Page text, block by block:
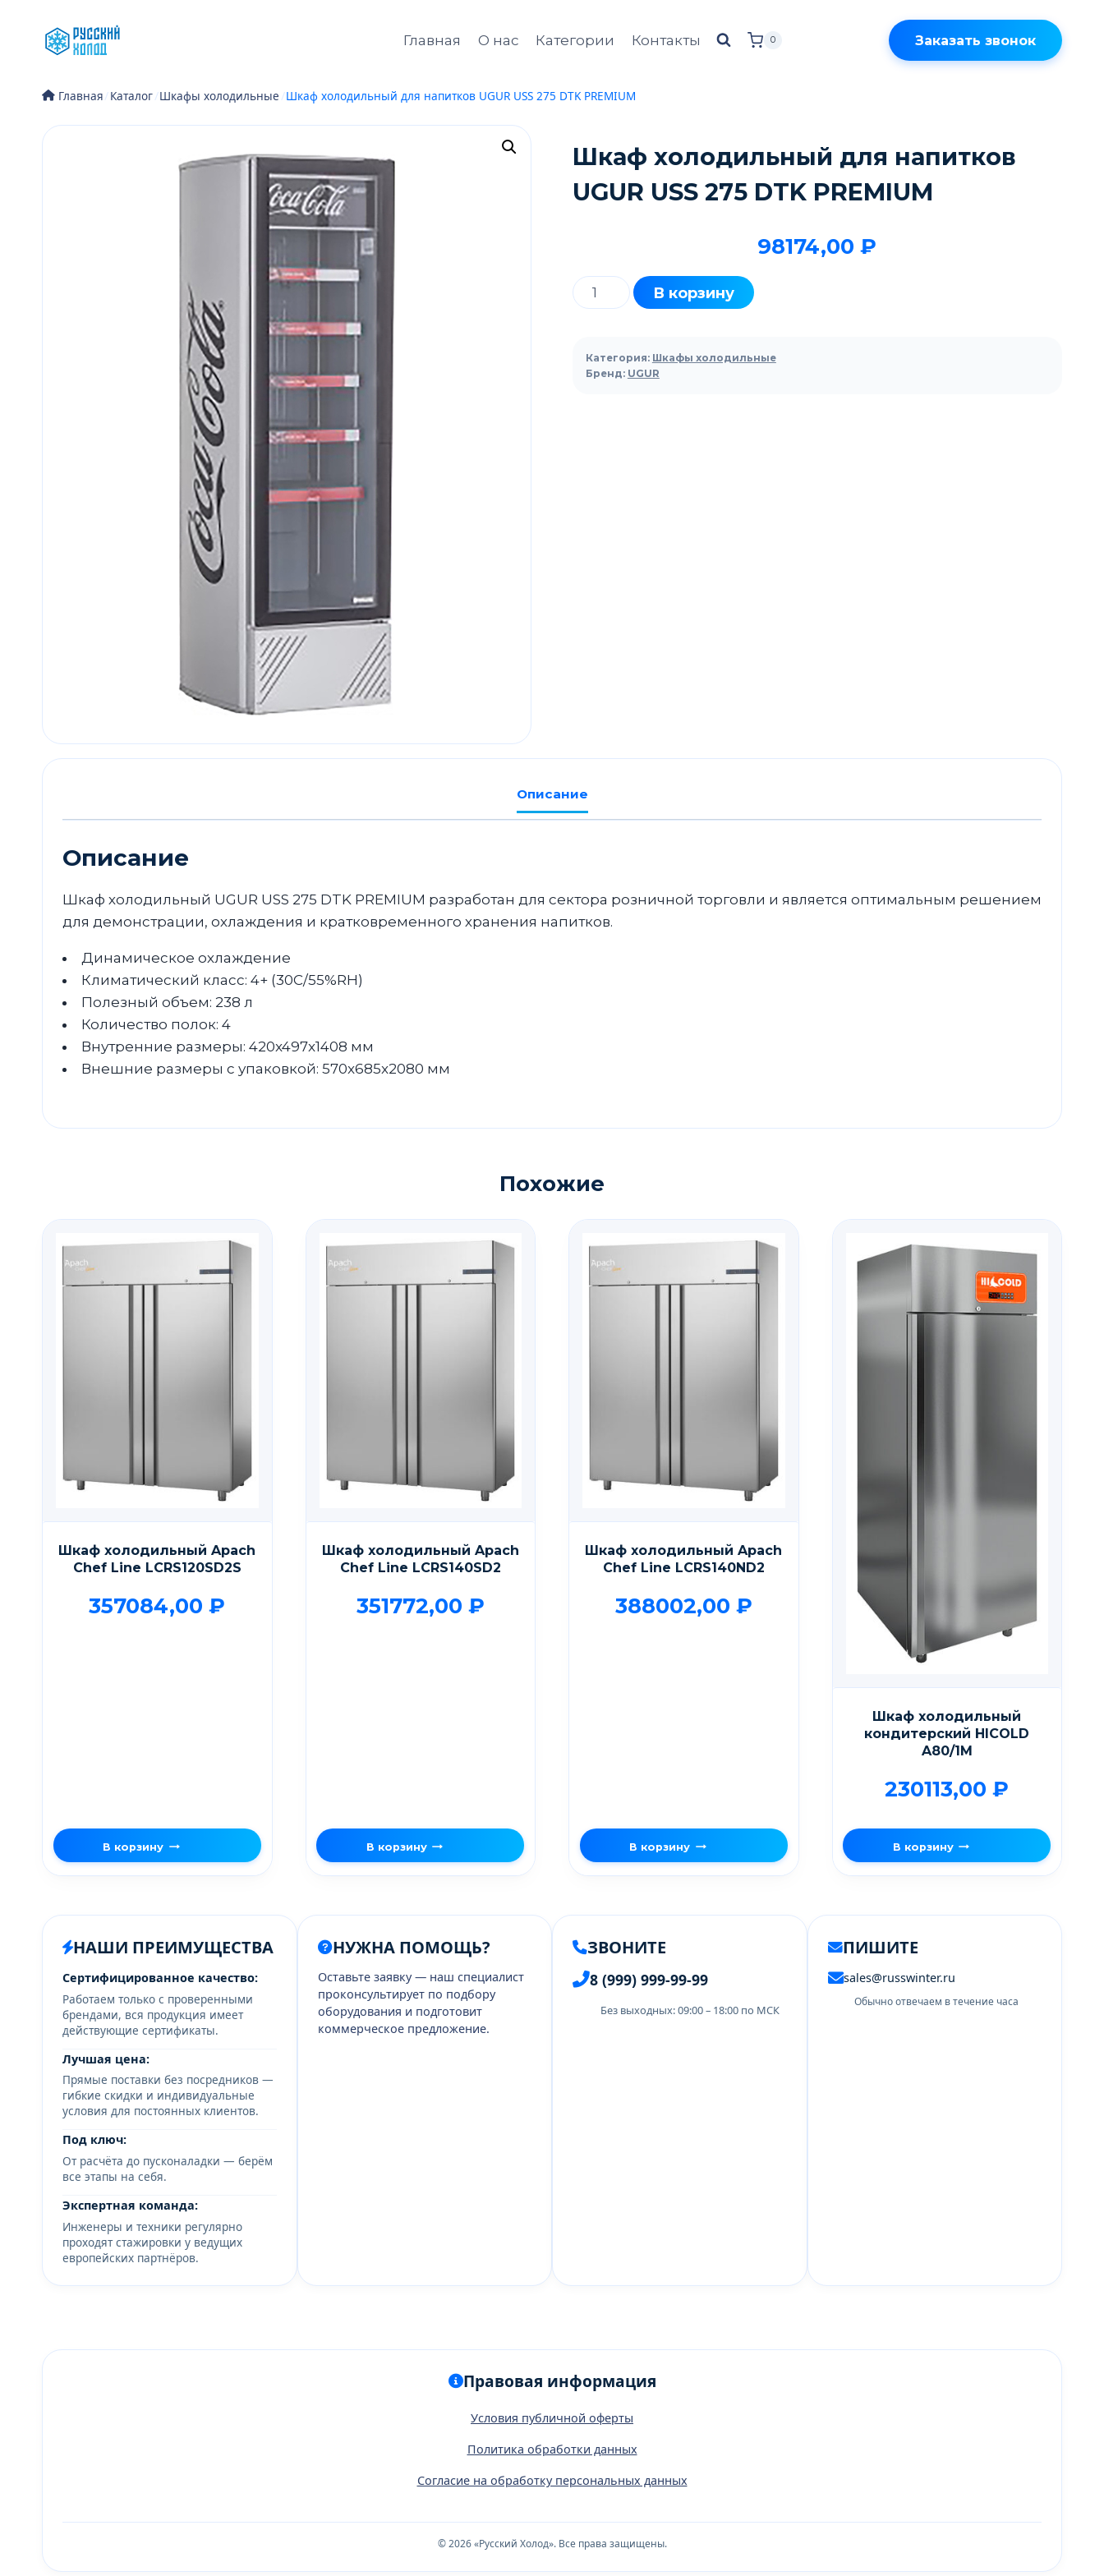
содержимому
Главная О нас Категории Контакты 0 Заказать звонок
Главная/Каталог/Шкафы холодильные /Шкаф холодильный для напитков UGUR USS 275 DTK PREMIUM
Шкаф холодильный для напитков
UGUR USS 275 DTK PREMIUM
98174,00₽
Количество
товара
холодильный
для
В корзину
Категория: Шкафы холодильные
Бренд: UGUR
Описание
Описание
Шкаф холодильный UGUR USS 275 DTK PREMIUM разработан для сектора розничной торговли и является оптимальным решением
для демонстрации, охлаждения и кратковременного хранения напитков.
Динамическое охлаждение
Климатический класс: 4+ (30С/55%RH)
Полезный объем: 238 л
Количество полок: 4
Внутренние размеры: 420x497x1408 мм
Внешние размеры с упаковкой: 570x685x2080 мм
Похожие
Шкаф холодильный Apach
Chef Line LCRS120SD2S
357084,00₽
В корзину
Шкаф холодильный Apach
Chef Line LCRS140SD2
351772,00 ₽
В корзину
Шкаф холодильный Apach
Chef Line LCRS140ND2
388002,00 ₽
В корзину
Шкаф холодильный
кондитерский HICOLD
A80/1M
230113,00₽
В корзину
НАШИ ПРЕИМУЩЕСТВА
Сертифицированное качество:
Работаем только с проверенными
брендами, вся продукция имеет
действующие сертификаты.
Лучшая цена:
Прямые поставки без посредников —
гибкие скидки и индивидуальные
условия для постоянных клиентов.
Под ключ:
От расчёта до пусконаладки — берём
все этапы на себя.
Экспертная команда:
Инженеры и техники регулярно
проходят стажировки у ведущих
европейских партнёров.
НУЖНА ПОМОЩЬ?
Оставьте заявку — наш специалист
проконсультирует по подбору
оборудования и подготовит
коммерческое предложение.
ЗВОНИТЕ
8 (999) 999-99-99
Без выходных: 09:00 – 18:00 по МСК
ПИШИТЕ
sales@russwinter.ru
Обычно отвечаем в течение часа
Правовая информация
Условия публичной оферты
Политика обработки данных
Согласие на обработку персональных данных
© 2026 «Русский Холод». Все права защищены.